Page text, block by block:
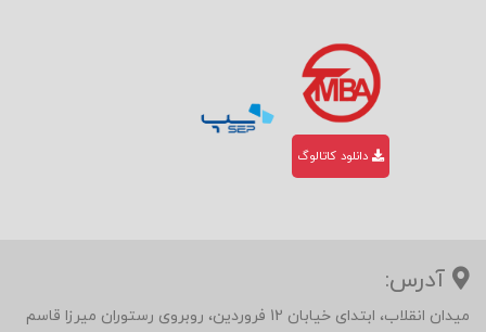
دانلود کاتالوگ
آدرس:
میدان انقلاب، ابتدای خیابان 12 فروردین، روبروی رستوران میرزا قاسم